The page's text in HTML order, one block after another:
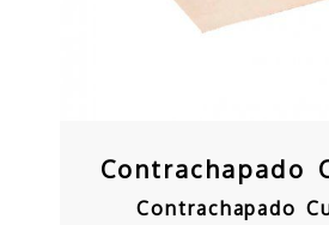
Contrachapado
Contrachapado